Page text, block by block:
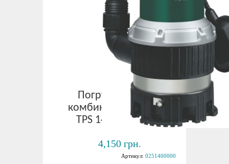
Погружной насос
комбиниров. Metabo
TPS 14000 S Combi
4,150 грн.
Артикул: 0251400000